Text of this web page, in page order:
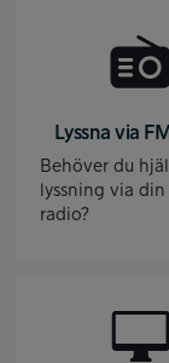
Lyssna via
Behöver du
lyssning via
radio?